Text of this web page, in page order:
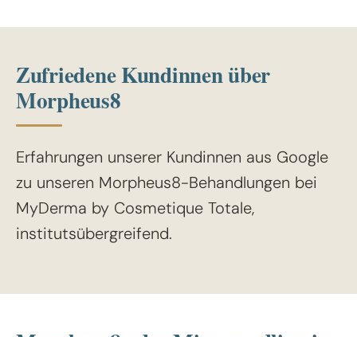
Zufriedene Kundinnen über
Morpheus8
Erfahrungen unserer Kundinnen aus Google
zu unseren Morpheus8-Behandlungen bei
MyDerma by Cosmetique Totale,
institutsübergreifend.